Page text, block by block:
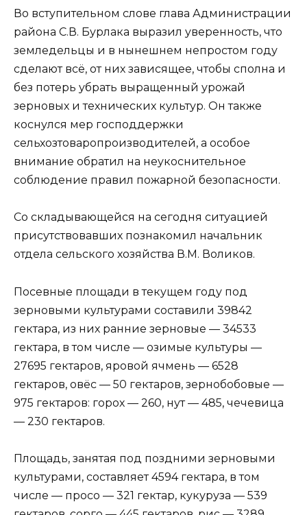
Во вступительном слове глава Администрации
района С.В. Бурлака выразил уверенность, что
земледельцы и в нынешнем непростом году
сделают всё, от них зависящее, чтобы сполна и
без потерь убрать выращенный урожай
зерновых и технических культур. Он также
коснулся мер господдержки
сельхозтоваропроизводителей, а особое
внимание обратил на неукоснительное
соблюдение правил пожарной безопасности.
Со складывающейся на сегодня ситуацией
присутствовавших познакомил начальник
отдела сельского хозяйства В.М. Воликов.
Посевные площади в текущем году под
зерновыми культурами составили 39842
гектара, из них ранние зерновые — 34533
гектара, в том числе — озимые культуры —
27695 гектаров, яровой ячмень — 6528
гектаров, овёс — 50 гектаров, зернобобовые —
975 гектаров: горох — 260, нут — 485, чечевица
— 230 гектаров.
Площадь, занятая под поздними зерновыми
культурами, составляет 4594 гектара, в том
числе — просо — 321 гектар, кукуруза — 539